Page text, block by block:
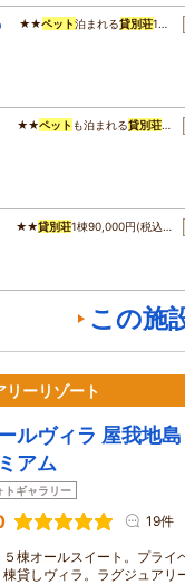
★★ペット泊まれる貸別荘1…
★★ペット も泊まれる貸別荘…
★★貸別荘1棟90,000円(税込…
この施
リーリゾート
ルヴィラ 屋我地
アム
トギャラリー
19件
５棟オールスイート。プライ
棟貸しヴィラ。ラグジュアリ